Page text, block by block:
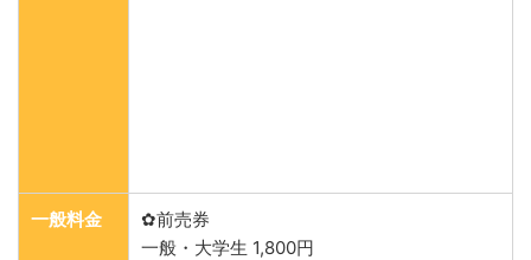
一般料金
✿前売券
一般・大学生 1,800円